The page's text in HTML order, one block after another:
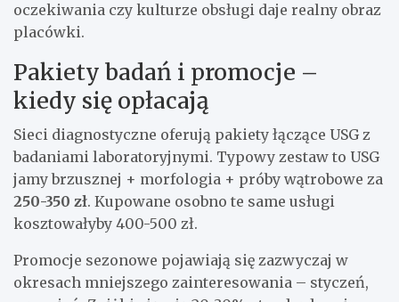
oczekiwania czy kulturze obsługi daje realny obraz
placówki.
Pakiety badań i promocje –
kiedy się opłacają
Sieci diagnostyczne oferują pakiety łączące USG z
badaniami laboratoryjnymi. Typowy zestaw to USG
jamy brzusznej + morfologia + próby wątrobowe za
250-350 zł. Kupowane osobno te same usługi
kosztowałyby 400-500 zł.
Promocje sezonowe pojawiają się zazwyczaj w
okresach mniejszego zainteresowania – styczeń,